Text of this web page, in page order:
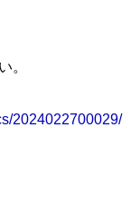
。
2024022700029/